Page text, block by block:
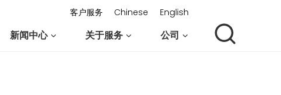
客户服务 Chinese English
新闻中心 关于服务 公司